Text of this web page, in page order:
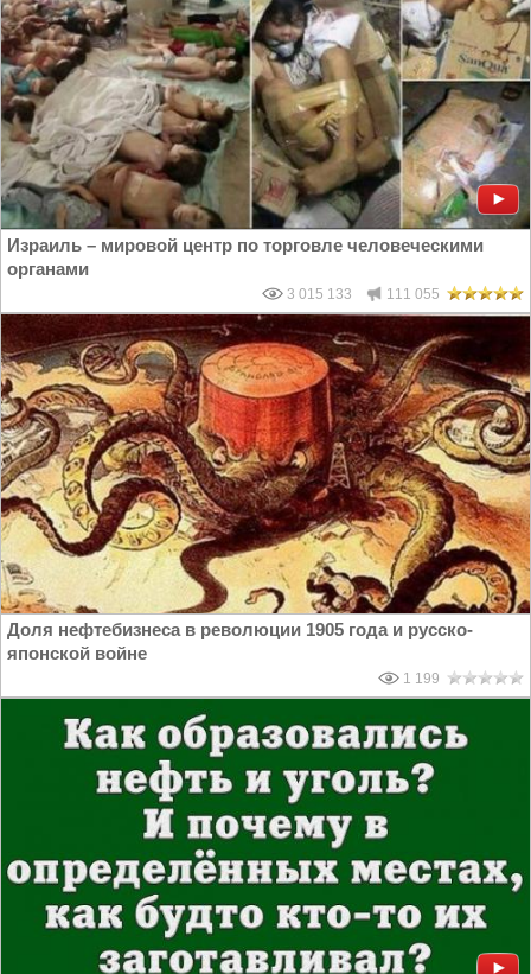
Израиль – мировой центр по торговле человеческими
органами
3 015 133 111 055
Доля нефтебизнеса в революции 1905 года и русско-
японской войне
1 199